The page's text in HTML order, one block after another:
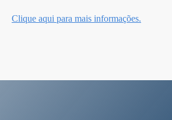
Clique aqui para mais informações.